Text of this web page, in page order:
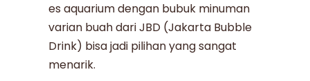
es aquarium dengan bubuk minuman
varian buah dari JBD (Jakarta Bubble
Drink) bisa jadi pilihan yang sangat
menarik.